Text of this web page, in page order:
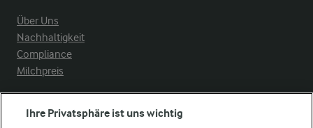
Über Uns
Nachhaltigkeit
Compliance
Milchpreis
Ihre Privatsphäre ist uns wichtig